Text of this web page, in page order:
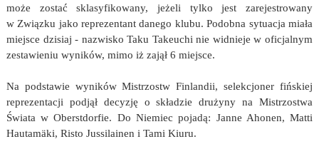
może zostać sklasyfikowany, jeżeli tylko jest zarejestrowany
w Związku jako reprezentant danego klubu. Podobna sytuacja miała
miejsce dzisiaj - nazwisko Taku Takeuchi nie widnieje w oficjalnym
zestawieniu wyników, mimo iż zajął 6 miejsce.
Na podstawie wyników Mistrzostw Finlandii, selekcjoner fińskiej
reprezentacji podjął decyzję o składzie drużyny na Mistrzostwa
Świata w Oberstdorfie. Do Niemiec pojadą: Janne Ahonen, Matti
Hautamäki, Risto Jussilainen i Tami Kiuru.